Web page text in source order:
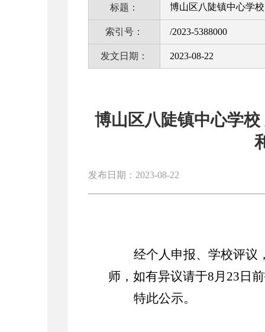
标题： 博山区八陡镇中心学
索引号： /2023-5388000
发文日期： 2023-08-22
博山区八陡镇中心学
发布日期：2023-08-22
经个人申报、学校评议
师，如有异议请于8月23日
特此公示。